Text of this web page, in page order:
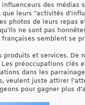
des médias
leurs "activités
photos de leurs repas
ne sont pas
semblent se
et services. De
préoccupations clés
dans les
veulent juste attirer
pour gagner plus